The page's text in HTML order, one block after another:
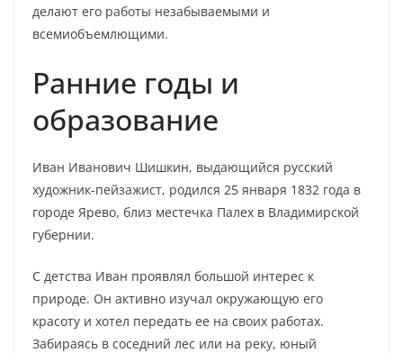
делают его работы незабываемыми и
всемиобъемлющими.
Ранние годы и
образование
Иван Иванович Шишкин, выдающийся русский
художник-пейзажист, родился 25 января 1832 года в
городе Ярево, близ местечка Палех в Владимирской
губернии.
С детства Иван проявлял большой интерес к
природе. Он активно изучал окружающую его
красоту и хотел передать ее на своих работах.
Забираясь в соседний лес или на реку, юный